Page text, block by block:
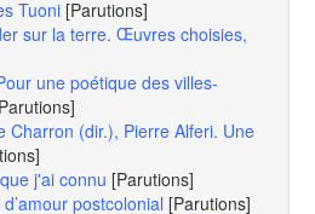
Tuoni [Parutions]
sur la terre. Œuvres choisies,
une poétique des villes-
Charron (dir.), Pierre Alferi. Une
j'ai connu [Parutions]
postcolonial [Parutions]